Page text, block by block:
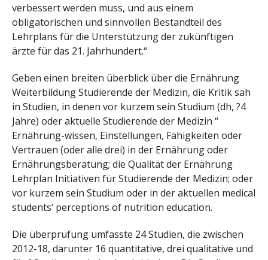
verbessert werden muss, und aus einem
obligatorischen und sinnvollen Bestandteil des
Lehrplans für die Unterstützung der zukünftigen
ärzte für das 21. Jahrhundert.“
Geben einen breiten überblick über die Ernährung
Weiterbildung Studierende der Medizin, die Kritik sah
in Studien, in denen vor kurzem sein Studium (dh, ?4
Jahre) oder aktuelle Studierende der Medizin “
Ernährung-wissen, Einstellungen, Fähigkeiten oder
Vertrauen (oder alle drei) in der Ernährung oder
Ernährungsberatung; die Qualität der Ernährung
Lehrplan Initiativen für Studierende der Medizin; oder
vor kurzem sein Studium oder in der aktuellen medical
students‘ perceptions of nutrition education.
Die überprüfung umfasste 24 Studien, die zwischen
2012-18, darunter 16 quantitative, drei qualitative und